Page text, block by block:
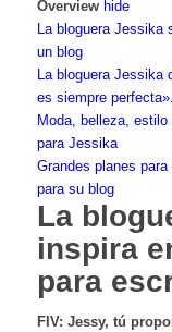
Overview hide
La bloguera Jessika
un blog
La bloguera Jessika
es siempre perfecta».
Moda, belleza,
para Jessika
Grandes planes
para su blog
La
inspira
para
FIV: Jessy, tú